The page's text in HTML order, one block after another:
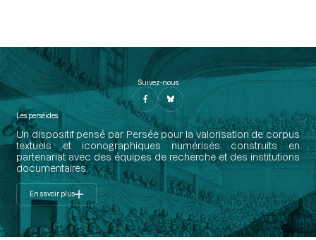
Suivez-nous
Les perséides
Un dispositif pensé par Persée pour la valorisation de corpus
textuels et iconographiques numérisés construits en
partenariat avec des équipes de recherche et des institutions
documentaires.
En savoir plus